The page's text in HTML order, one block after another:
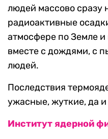
людей массово сразу
радиоактивные
атмосфере по Земле
вместе с дождями, с
людей.
Последствия
ужасные, жуткие, да
Институт ядерной